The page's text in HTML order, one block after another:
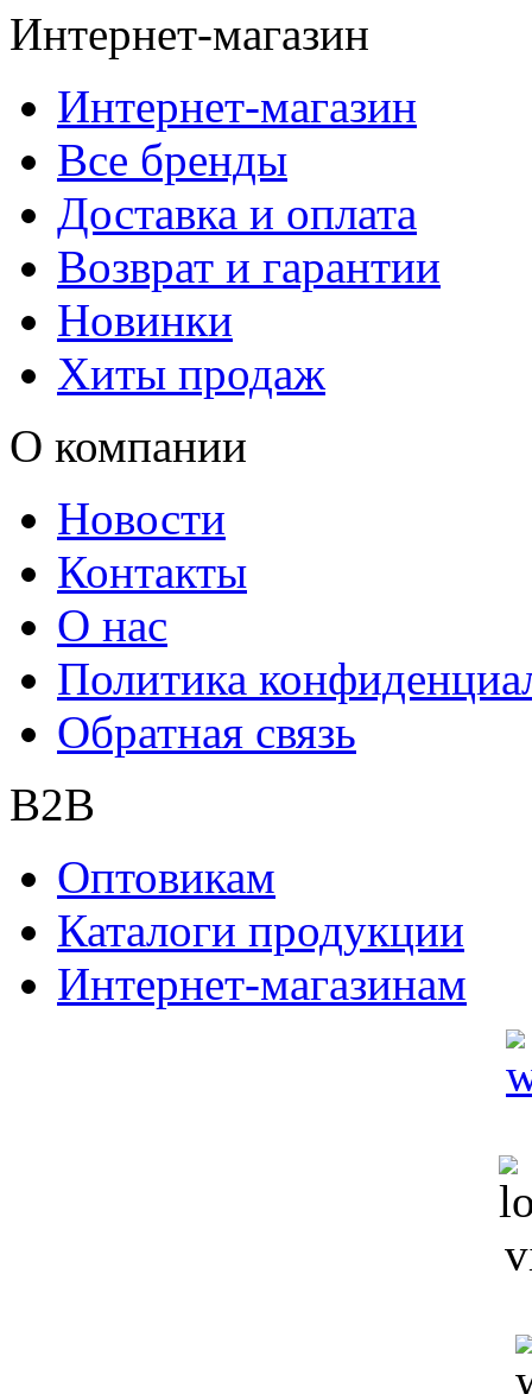
Интернет-магазин
Интернет-магазин
Все бренды
Доставка и оплата
Возврат и гарантии
Новинки
Хиты продаж
О компании
Новости
Контакты
О нас
Политика
Обратная связь
B2B
Оптовикам
Каталоги продукции
Интернет-магазинам